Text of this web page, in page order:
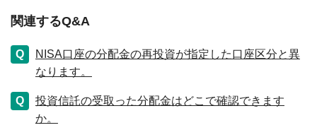
関連するQ&A
NISA口座の分配金の再投資が指定した口座区分と異
なります。
投資信託の受取った分配金はどこで確認できます
か。